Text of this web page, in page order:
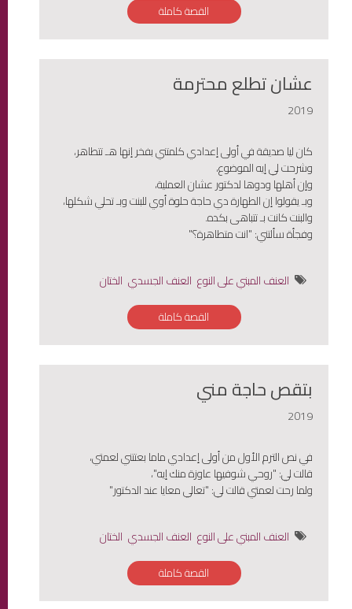
القصة كاملة
عشان تطلع محترمة
2019
كان ليا صديقة في أولى إعدادي كلمتني بفخر إنها هـ تتطاهر،
وشرحت لي إيه الموضوع،
وإن أهلها ودوها لدكتور عشان العملية،
وبـ يقولوا إن الطهارة دي حاجة حلوة أوي للبنت وبـ تحلي شكلها،
والبنت كانت بـ تتباهى بكده.
وفجأة سألتني: "انت متطاهرة؟"
العنف المبني على النوع العنف الجسدي الختان
القصة كاملة
بتقص حاجة مني
2019
في نص الترم الأول من أولى إعدادي ماما بعتتني لعمتي،
قالت لي: "روحي شوفيها عاوزة منك إيه"،
ولما رحت لعمتي قالت لي: "تعالي معايا عند الدكتور"
العنف المبني على النوع العنف الجسدي الختان
القصة كاملة